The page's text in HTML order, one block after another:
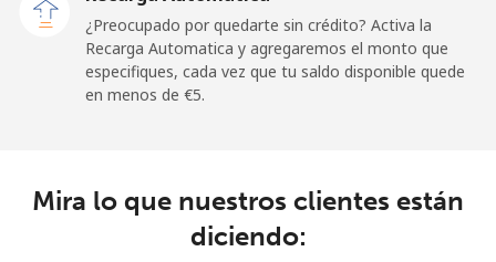
⁦€10⁩
⁦6.5¢⁩
153 min por
-
¿Preocupado por quedarte sin crédito? Activa la
Recarga Automatica y agregaremos el monto que
especifiques, cada vez que tu saldo disponible quede
en menos de ⁦€5⁩.
Mira lo que nuestros clientes están
diciendo: